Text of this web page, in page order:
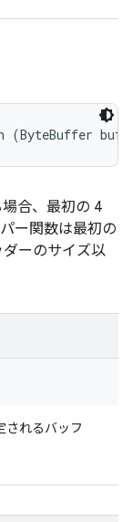
buf)
合、最初の 4
ー関数は最初の
ーのサイズ以
されるバッフ